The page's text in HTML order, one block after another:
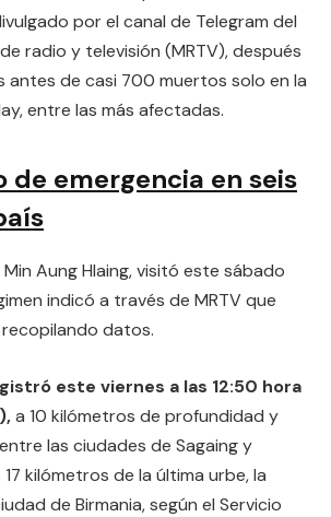
por el canal de Telegram del
radio y televisión (MRTV), después
antes de casi 700 muertos solo en la
entre las más afectadas.
de emergencia en seis
Aung Hlaing, visitó este sábado
indicó a través de MRTV que
datos.
este viernes a las 12:50 hora
a 10 kilómetros de profundidad y
las ciudades de Sagaing y
kilómetros de la última urbe, la
de Birmania, según el Servicio